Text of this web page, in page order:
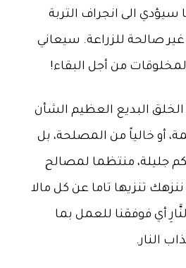
سيؤدي الى انجراف التربة
صالحة للزراعة. سيعاني
من أجل البقاء!
البديع العظيم الشأن
أو خالياً من المصلحة، بل
جليلة، منتظما لمصالح
تنزيها تاما عن كل مالا
أي فوفقنا للعمل بما
النار.